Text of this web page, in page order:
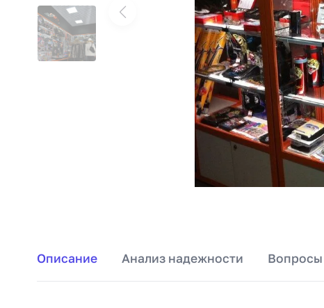
Описание Анализ надежности Вопросы